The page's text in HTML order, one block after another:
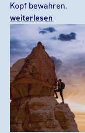
Kopf bewahren.
weiterlesen